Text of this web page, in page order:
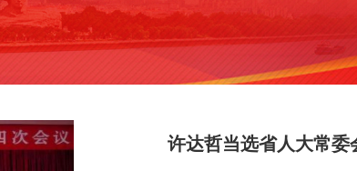
许达哲当选省人大常委